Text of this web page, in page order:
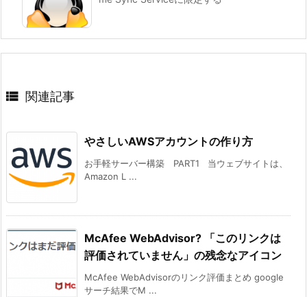
 関連記事
やさしいAWSアカウントの作り方
お手軽サーバー構築 PART1 当ウェブサイトは、
Amazon L ...
McAfee WebAdvisor? 「このリンクは
評価されていません」の残念なアイコン
McAfee WebAdvisorのリンク評価まとめ google
サーチ結果でM ...